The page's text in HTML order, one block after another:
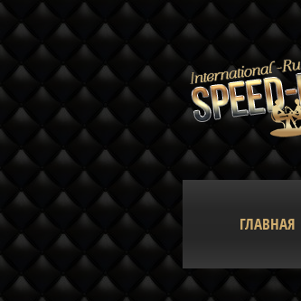
ГЛАВНАЯ